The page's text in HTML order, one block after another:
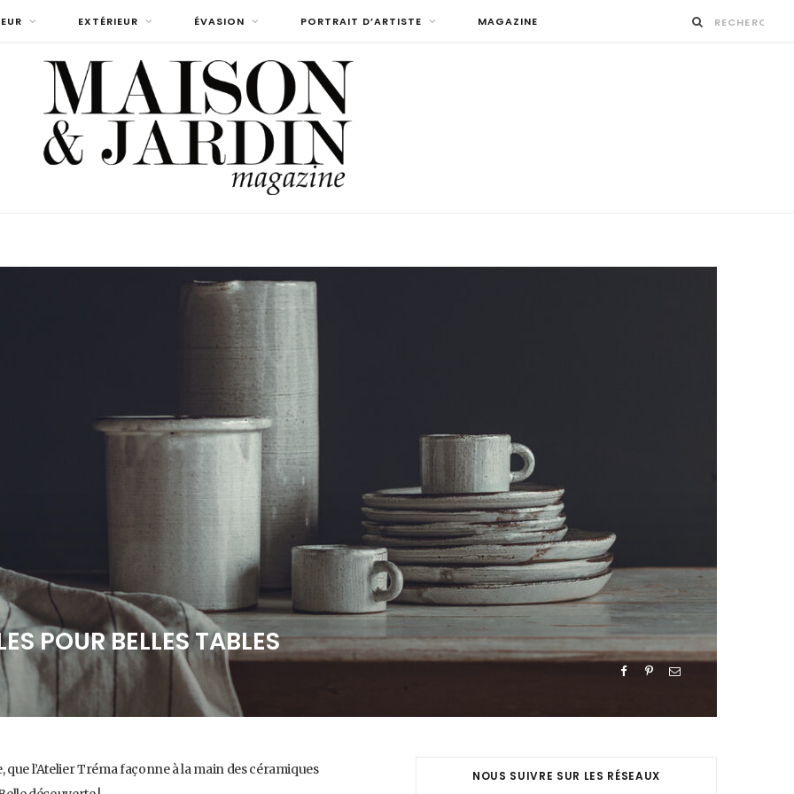
EXTÉRIEUR ÉVASION PORTRAIT D’ARTISTE MAGAZINE
POUR BELLES TABLES
que l’Atelier Tréma façonne à la main des céramiques
NOUS SUIVRE SUR LES RÉSEAUX